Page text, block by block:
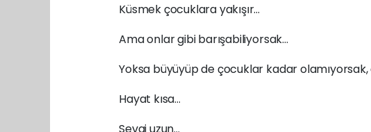
Küsmek çocuklara yakışır…
Ama onlar gibi barışabiliyorsak…
Yoksa büyüyüp de çocuklar kadar olamıyorsak,
Hayat kısa…